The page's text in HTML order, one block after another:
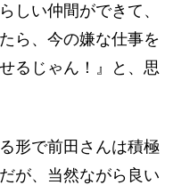
しい仲間ができて、
ら、今の嫌な仕事を
るじゃん！』と、思
形で前田さんは積極
が、当然ながら良い